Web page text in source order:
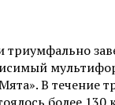
триумфально
В течение